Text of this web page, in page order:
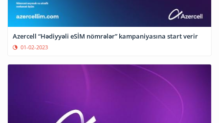
Azercell “Hədiyyəli eSİM nömrələr” kampaniyasına start verir
01-02-2023